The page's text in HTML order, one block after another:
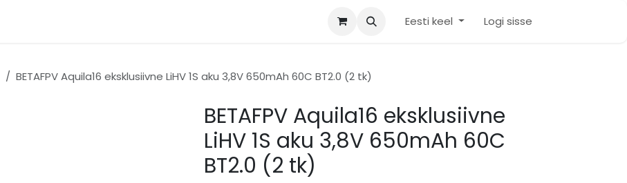
Eesti keel Logi sisse
BETAFPV Aquila16 eksklusiivne LiHV 1S aku 3,8V 650mAh 60C BT2.0 (2 tk)
BETAFPV Aquila16 eksklusiivne
LiHV 1S aku 3,8V 650mAh 60C
BT2.0 (2 tk)